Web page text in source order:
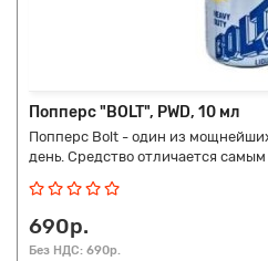
Попперс "BOLT", PWD, 10 мл
Попперс Bolt - один из
день. Средство отличается
690р.
Без НДС: 690р.